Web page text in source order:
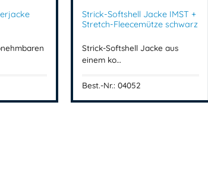
Strick-Softshell Jacke IMST +
Stretch-Fleecemütze schwarz
Strick-Softshell Jacke aus
einem ko…
Best.-Nr.: 04052